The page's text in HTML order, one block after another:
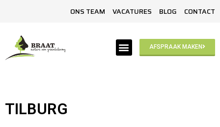
ONS TEAM VACATURES BLOG CONTACT
AFSPRAAK MAKEN
TILBURG